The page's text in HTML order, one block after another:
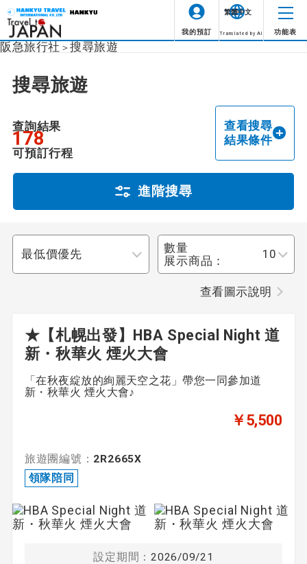
我的預訂 Translated by AI 功能表
阪急旅行社 搜尋旅遊
搜尋旅遊
查詢結果
178
可預訂行程
查看搜尋
結果條件
進階搜尋
數量
展示商品：
查看圖示說明
★【札幌出發】HBA Special Night 道
新・秋華火 煙火大會
「在秋夜綻放的絢麗天空之花」帶您一同參加道
新・秋華火 煙火大會♪
￥5,500
旅遊團編號： 2R2665X
領隊陪同
設定期間：2026/09/21
圖示
整個旅程都有領隊陪同。
由當地領隊陪同
領隊從第一天抵達旅遊目的
地機場開始到最後一天抵達
出發機場全程陪同。
整個旅程都有英語領隊陪
同。
成行情況
目的地
出發日期
未指定
繁體中文